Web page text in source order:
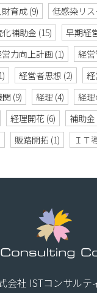
財育成 (9) 低感染リ
補助金 (15) 早期経
力向上計画 (1) 経
経営者思想 (2)
(9) 経理 (4) 経
経理開花 (6) 補助金
販路開拓 (1) ＩＴ
会社 ISTコンサルテ